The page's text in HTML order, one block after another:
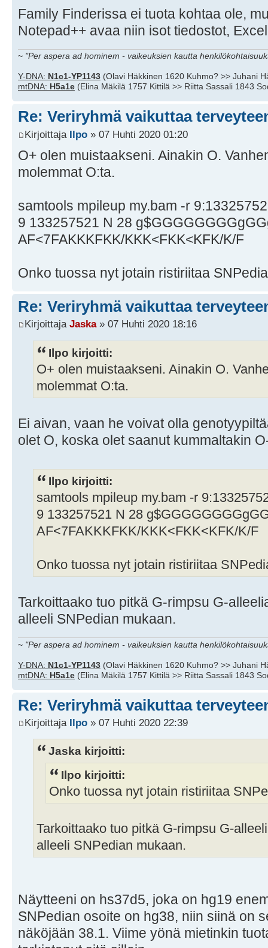
Family Finderissa ei tuota kohtaa ole,
Notepad++ avaa niin isot tiedostot,
~ "Per aspera ad hominem - vaikeuksien kautta
Y-DNA: N1c1-YP1143 (Olavi Häkkinen 1620 Kuhmo? >> Juhani
mtDNA: H5a1e (Elina Mäkilä 1757 Kittilä >> Riitta Sassali 1843
Re: Veriryhmä vaikuttaa
Kirjoittaja Ilpo » 07 Huhti 2020 01:20
O+ olen muistaakseni. Ainakin O.
molemmat O:ta.
samtools mpileup my.bam -r
9 133257521 N 28
AF<7FAKKKFKK/KKK<FKK<KFK/K/F
Onko tuossa nyt jotain ristiriitaa
Re: Veriryhmä vaikuttaa
Kirjoittaja Jaska» 07 Huhti 2020 18:16
Ilpo kirjoitti:
O+ olen muistaakseni. Ainakin O.
molemmat O:ta.
Ei aivan, vaan he voivat olla
olet O, koska olet saanut kummaltakin
Ilpo kirjoitti:
samtools mpileup my.bam -r
9 133257521 N 28
AF<7FAKKKFKK/KKK<FKK<KFK/K/F
Onko tuossa nyt jotain ristiriitaa
Tarkoittaako tuo pitkä G-rimpsu G-
alleeli SNPedian mukaan.
~ "Per aspera ad hominem - vaikeuksien kautta
Y-DNA: N1c1-YP1143 (Olavi Häkkinen 1620 Kuhmo? >> Juhani
mtDNA: H5a1e (Elina Mäkilä 1757 Kittilä >> Riitta Sassali 1843
Re: Veriryhmä vaikuttaa
Kirjoittaja Ilpo » 07 Huhti 2020 22:39
Jaska kirjoitti:
Ilpo kirjoitti:
Onko tuossa nyt jotain ristiriitaa
Tarkoittaako tuo pitkä G-rimpsu G-
alleeli SNPedian mukaan.
Näytteeni on hs37d5, joka on hg19
SNPedian osoite on hg38, niin siinä on
näköjään 38.1. Viime yönä mietinkin